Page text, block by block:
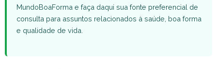
MundoBoaForma e faça daqui sua fonte preferencial de
consulta para assuntos relacionados à saúde, boa forma
e qualidade de vida.